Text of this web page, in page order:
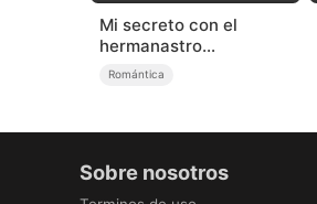
Mi secreto con el
hermanastro
equivocado
Romántica
Sobre nosotros